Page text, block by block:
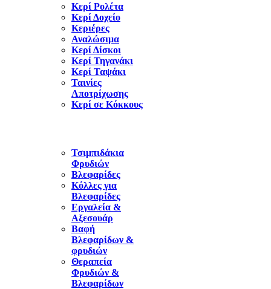
Κερί Ρολέτα
Κερί Δοχείο
Κεριέρες
Αναλώσιμα
Κερί Δίσκοι
Κερί Τηγανάκι
Κερί Ταψάκι
Ταινίες
Αποτρίχωσης
Κερί σε Κόκκους
Τσιμπιδάκια
Φρυδιών
Βλεφαρίδες
Κόλλες για
Βλεφαρίδες
Εργαλεία &
Αξεσουάρ
Βαφή
Βλεφαρίδων &
φρυδιών
Θεραπεία
Φρυδιών &
Βλεφαρίδων